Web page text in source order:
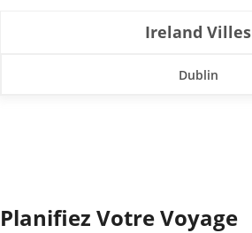
Ireland Villes
Dublin
Planifiez Votre Voyage